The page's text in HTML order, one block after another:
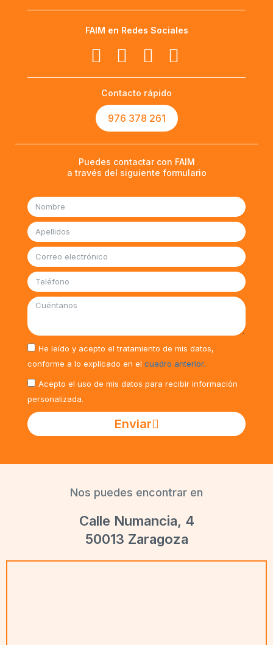
FAIM en Redes Sociales
Contacto rápido
976 378 261
Puedes contactar con FAIM
a través del siguiente formulario
He leído y acepto el tratamiento de mis datos,
conforme a lo explicado en el cuadro anterior.
Acepto el uso de mis datos para recibir información
personalizada.
Enviar
Nos puedes encontrar en
Calle Numancia, 4
50013 Zaragoza